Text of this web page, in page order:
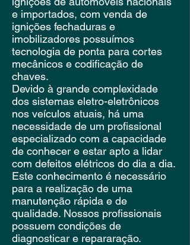
e importados, com venda de
ignições fechaduras e
imobilizadores possuímos
tecnologia de ponta para cortes
mecânicos e codificação de
chaves.
Devido à grande complexidade
dos sistemas eletro-eletrônicos
nos veículos atuais, há uma
necessidade de um profissional
especializado com a capacidade
de conhecer e estar apto a lidar
com defeitos elétricos do dia a dia.
Este conhecimento é necessário
para a realização de uma
manutenção rápida e de
qualidade. Nossos profissionais
possuem condições de
diagnosticar e repararação.